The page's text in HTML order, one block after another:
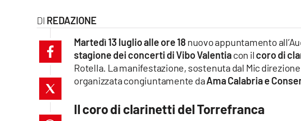
lacitymag.it
cosenzachannel.it
ilvibonese.it
REDAZIONE
Martedì 13 luglio alle ore 18 nuovo appuntamento
stagione dei concerti di Vibo Valentiacon il coro di
Rotella. La manifestazione, sostenuta dal Mic
organizzata congiuntamente daAma Calabria e
Il coro di clarinetti del Torrefranca